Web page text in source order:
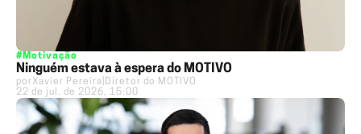
#Motivação
Ninguém estava à espera do MOTIVO
porXavier Pereira Diretor do MOTIVO
22 de jul. de 2026, 15:00